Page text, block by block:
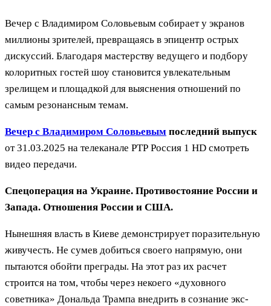
Вечер с Владимиром Соловьевым собирает у экранов
миллионы зрителей, превращаясь в эпицентр острых
дискуссий. Благодаря мастерству ведущего и подбору
колоритных гостей шоу становится увлекательным
зрелищем и площадкой для выяснения отношений по
самым резонансным темам.
Вечер с Владимиром Соловьевым последний выпуск
от 31.03.2025 на телеканале РТР Россия 1 HD смотреть
видео передачи.
Спецоперация на Украине. Противостояние России и
Запада. Отношения России и США.
Нынешняя власть в Киеве демонстрирует поразительную
живучесть. Не сумев добиться своего напрямую, они
пытаются обойти преграды. На этот раз их расчет
строится на том, чтобы через некоего «духовного
советника» Дональда Трампа внедрить в сознание экс-